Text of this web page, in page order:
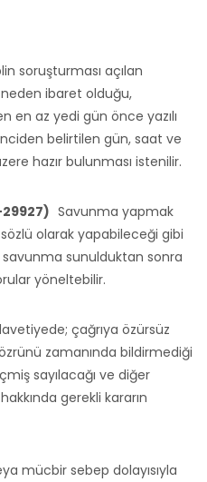
soruşturması açılan
ibaret olduğu,
en az yedi gün önce yazılı
belirtilen gün, saat ve
hazır bulunması istenilir.
Savunma yapmak
olarak yapabileceği gibi
savunma sunulduktan sonra
yöneltebilir.
çağrıya özürsüz
zamanında bildirmediği
sayılacağı ve diğer
gerekli kararın
mücbir sebep dolayısıyla